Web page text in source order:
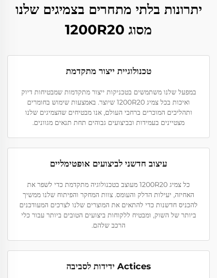
יתרונות בלתי מתחרים בצמיגים שלנו
מסוג 1200R20
טכנולוגיית ייצור מתקדמת
במפעל שלנו משתמשים בטכניקות ייצור מתקדמות שמבטיחות דיוק
ואיכות בכל צמיג 1200R20 שיוצר. באמצעות שימוש בחומרים
ותהליכים המוכרים ברחבי העולם, אנו מבטיחים שהצמיגים שלנו
מצטיינים בעמידות ובביצועים גבוהים תחת תנאים מגוונים.
עיצוב חדשני לביצועים אופטימליים
כל צמיג 1200R20 מעוצב בטכנולוגיה מתקדמת כדי לשפר את
האחיזה, יעילות הדלק והעומס. צוות המחקר והפיתוח שלנו ממשיך
להכניס חדשנות כדי להתאים את המוצרים שלנו לצרכים המעודכנים
ביותר של השוק, ומבטיח ללקוחות ביצועים הטובים ביותר עבור כלי
הרכב שלהם.
Actices ידידות לסביבה